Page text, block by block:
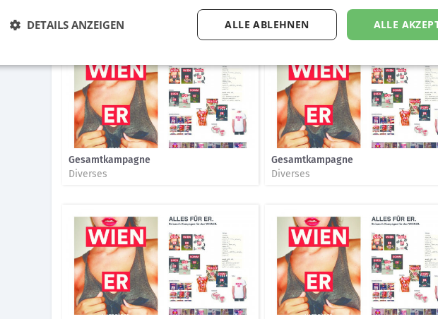
Diverses
Gesamtkampagne
Diverses
Gesamtkampagne
Diverses
ALLE
ALLE ABLEHNEN
DETAILS ANZEIGEN